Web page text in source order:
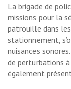
La brigade de
missions pour la
patrouille dans
stationnement,
nuisances
de perturbations
également